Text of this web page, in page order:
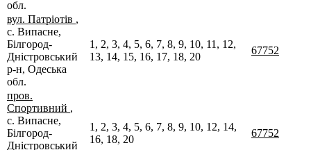
обл.
вул. Патріотів ,
с. Випасне,
Білгород-
Дністровський
р-н, Одеська
обл.
1, 2, 3, 4, 5, 6, 7, 8, 9, 10, 11, 12,
13, 14, 15, 16, 17, 18, 20
67752
пров.
Спортивний ,
с. Випасне,
Білгород-
Дністровський
1, 2, 3, 4, 5, 6, 7, 8, 9, 10, 12, 14,
16, 18, 20
67752